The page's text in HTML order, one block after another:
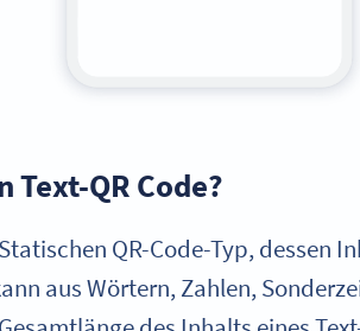
QR Code?
QR-Code-Typ, dessen
aus Wörtern, Zahlen,